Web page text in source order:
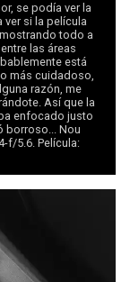
se podía ver la
ver si la película
todo a
las áreas
está
más cuidadoso,
razón, me
Así que la
enfocado justo
borroso... Nou
f/5.6. Película: